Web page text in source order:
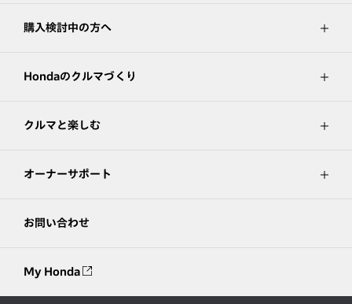
購入検討中の方へ
Hondaのクルマづくり
クルマと楽しむ
オーナーサポート
お問い合わせ
My Honda